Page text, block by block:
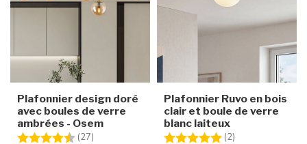
Plafonnier design doré
avec boules de verre
ambrées - Osem
Note:
(27)
Plafonnier Ruvo en bois
clair et boule de verre
blanc laiteux
Note:
(2)